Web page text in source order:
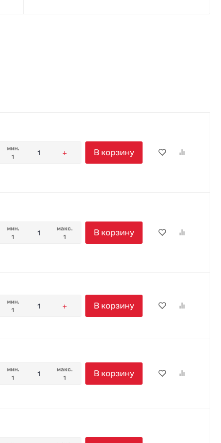
мин.
1
В корзину
мин.
1
макс.
1
В корзину
мин.
1
В корзину
мин.
1
макс.
1
В корзину